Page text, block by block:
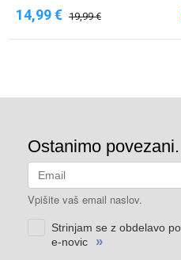
14,99 € 19,99 €